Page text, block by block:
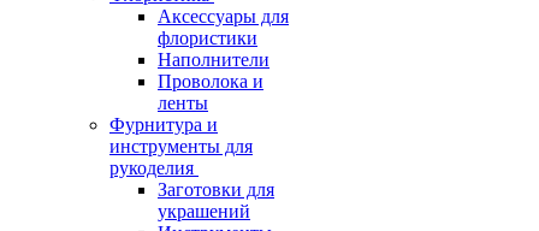
Аксессуары для
флористики
Наполнители
Проволока и
ленты
Фурнитура и
инструменты для
рукоделия
Заготовки для
украшений